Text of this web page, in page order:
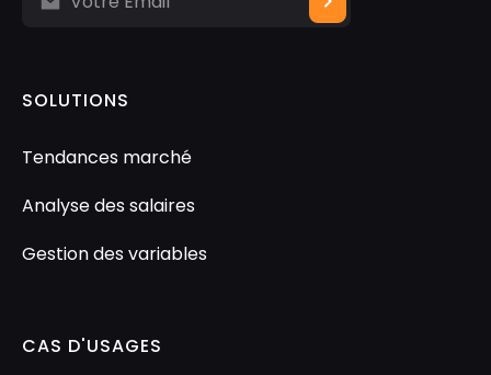
SOLUTIONS
Tendances marché
Analyse des salaires
Gestion des variables
CAS D'USAGES